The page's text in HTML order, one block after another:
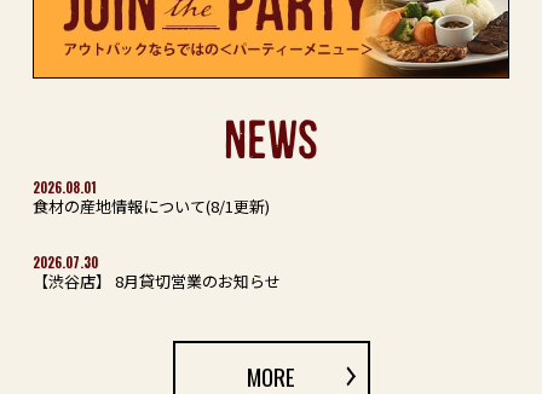
NEWS
2026.08.01
食材の産地情報について(8/1更新)
2026.07.30
【渋谷店】 8月貸切営業のお知らせ
MORE